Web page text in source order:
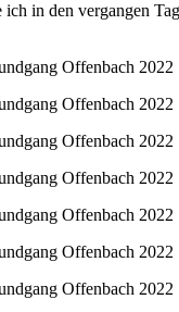
ich in den vergangen